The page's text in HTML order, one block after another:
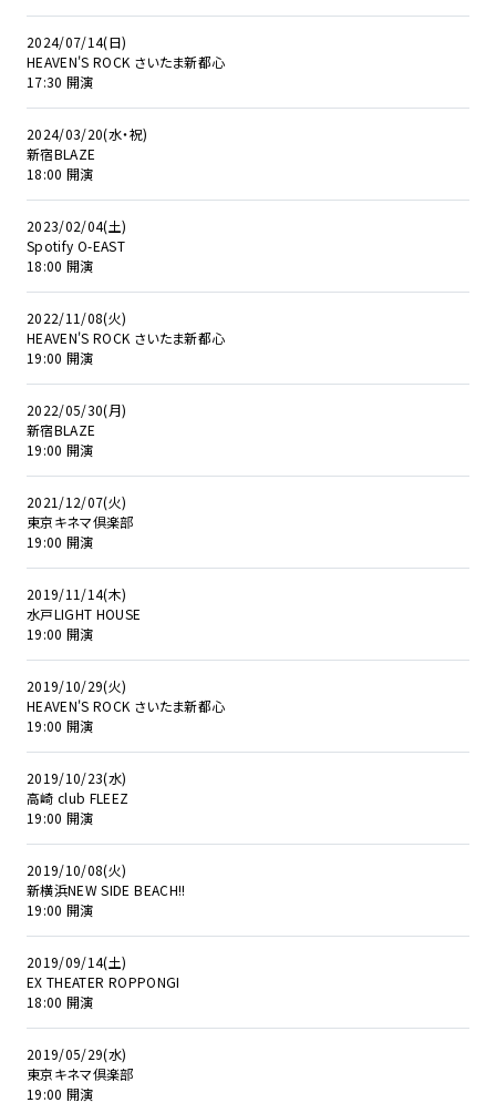
2024/07/14(日)
HEAVEN'S ROCK さいたま新都心
17:30 開演
2024/03/20(水・祝)
新宿BLAZE
18:00 開演
2023/02/04(土)
Spotify O-EAST
18:00 開演
2022/11/08(火)
HEAVEN'S ROCK さいたま新都心
19:00 開演
2022/05/30(月)
新宿BLAZE
19:00 開演
2021/12/07(火)
東京キネマ倶楽部
19:00 開演
2019/11/14(木)
水戸LIGHT HOUSE
19:00 開演
2019/10/29(火)
HEAVEN'S ROCK さいたま新都心
19:00 開演
2019/10/23(水)
高崎 club FLEEZ
19:00 開演
2019/10/08(火)
新横浜NEW SIDE BEACH!!
19:00 開演
2019/09/14(土)
EX THEATER ROPPONGI
18:00 開演
2019/05/29(水)
東京キネマ倶楽部
19:00 開演